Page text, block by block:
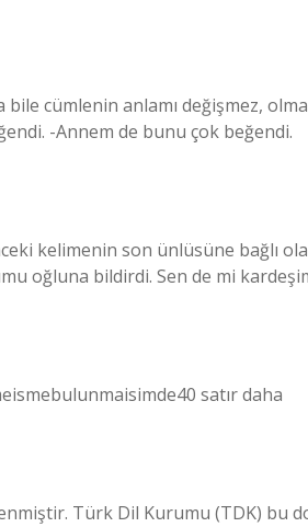
bile cümlenin anlamı değişmez,
-Annem de bunu çok beğendi.
kelimenin son ünlüsüne bağlı
oğluna bildirdi. Sen de mi
satır daha
Türk Dil Kurumu (TDK) bu